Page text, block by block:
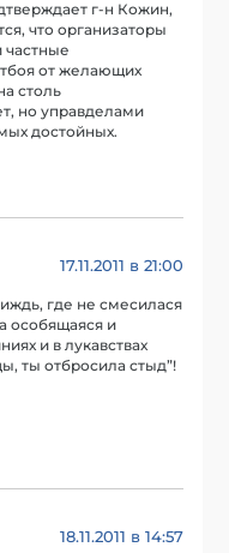
г-н Кожин,
что организаторы
частные
от желающих
столь
но управделами
достойных.
17.11.2011 в 21:00
где не смесилася
особящаяся и
и в лукавствах
ты отбросила стыд”!
18.11.2011 в 14:57